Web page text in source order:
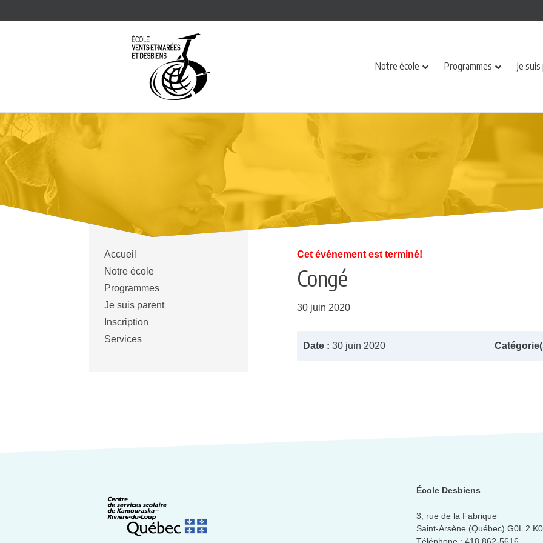
Notre école Programmes Je
Accueil
Notre école
Programmes
Je suis parent
Inscription
Services
Cet événement est terminé!
Congé
30 juin 2020
Date : 30 juin 2020
École Desbiens
3, rue de la Fabrique
Saint-Arsène (Québec) G0L 2 K0